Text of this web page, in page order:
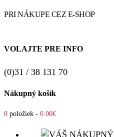
PRI NÁKUPE CEZ E-SHOP
VOLAJTE PRE INFO
(0)31 / 38 131 70
Nákupný košík
0 položiek - 0.00€